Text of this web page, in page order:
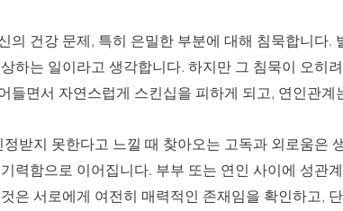
의 건강 문제, 특히 은밀한 부분에 대해 침묵합니다.
하는 일이라고 생각합니다. 하지만 그 침묵이 오히
들면서 자연스럽게 스킨십을 피하게 되고, 연인관계
받지 못한다고 느낄 때 찾아오는 고독과 외로움은
력함으로 이어집니다. 부부 또는 연인 사이에 성관
은 서로에게 여전히 매력적인 존재임을 확인하고,